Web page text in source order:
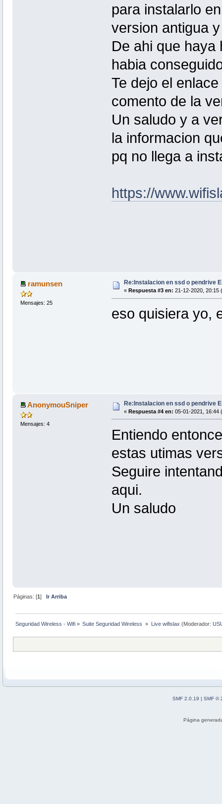
para instalarlo
version antigua
De ahi que haya
habia
Te dejo el
comento de la
Un saludo y a
la informacion
pq no llega a
https://
ramunsen
Mensajes: 25
Re:Instalacion en ssd o pendrive
« Respuesta #3 en: 21-12-2020, 20:15
eso quisiera yo,
AnonymouSniper
Mensajes: 4
Re:Instalacion en ssd o pendrive
« Respuesta #4 en: 05-01-2021, 16:44
Entiendo
estas utimas
Seguire
aqui.
Un saludo
Páginas: [1]Ir Arriba
Seguridad Wireless - Wifi » Suite Seguridad Wireless » Live wifislax (Moderador:
SMF 2.0.19 | SMF ©
Página